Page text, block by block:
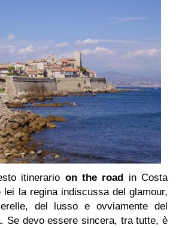
itinerario on the road in Costa
lei la regina indiscussa del glamour,
del lusso e ovviamente del
Se devo essere sincera, tra tutte, è